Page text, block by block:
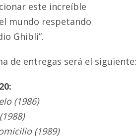
este increíble
mundo respetando
Ghibli”.
de entregas será el siguiente:
(1986)
(1989)